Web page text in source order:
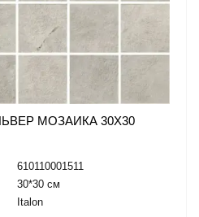
МОЗАИКА 30X30
610110001511
30*30 см
Italon